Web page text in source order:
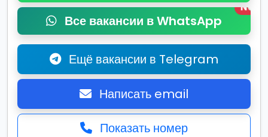
Все вакансии в WhatsApp
New
Ещё вакансии в Telegram
Написать email
Показать номер